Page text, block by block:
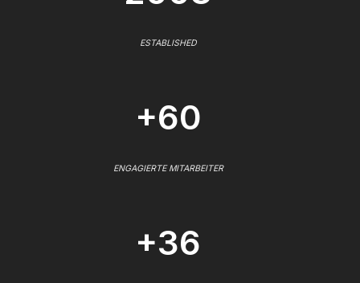
ESTABLISHED
+60
ENGAGIERTE MITARBEITER
+36